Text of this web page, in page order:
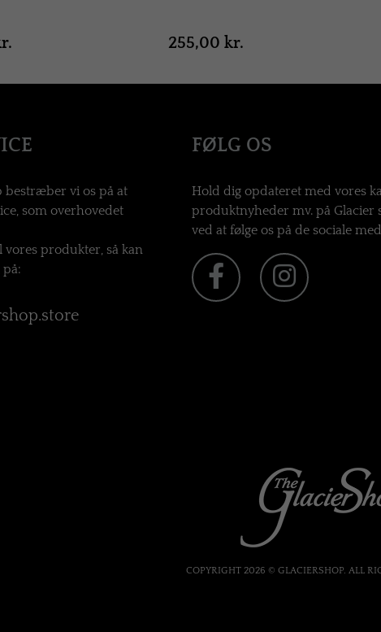
255,00 kr.
bestræber vi os på at
som overhovedet
produkter, så kan
FØLG OS
Hold dig opdateret med vores
produktnyheder mv. på Glacier
ved at følge os på de sociale
COPYRIGHT 2026 © GLACIERSHOP. ALL